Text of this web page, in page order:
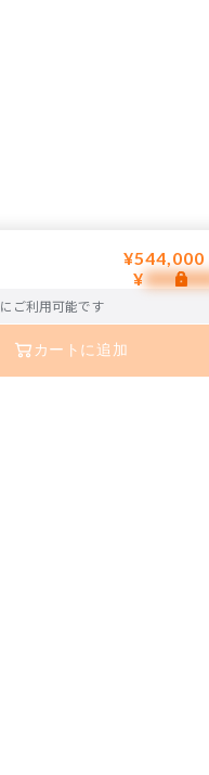
¥544,000
¥
ご利用可能です
カートに追加